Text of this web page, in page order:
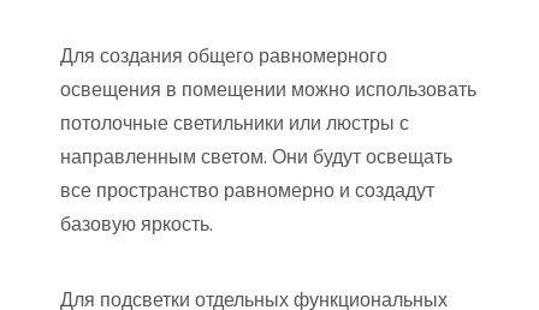
Для создания общего равномерного
освещения в помещении можно использовать
потолочные светильники или люстры с
направленным светом. Они будут освещать
все пространство равномерно и создадут
базовую яркость.
Для подсветки отдельных функциональных